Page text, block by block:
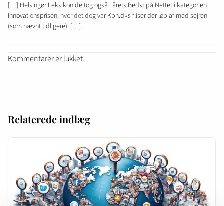
[…] Helsingør Leksikon deltog også i årets Bedst på Nettet i kategorien
Innovationsprisen, hvor det dog var Kbh.dks fliser der løb af med sejren
(som nævnt tidligere). […]
Kommentarer er lukket.
Relaterede indlæg